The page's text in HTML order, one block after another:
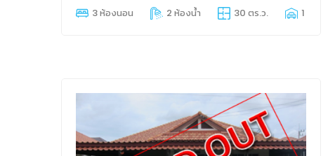
3 ห้องนอน 2 ห้องน้ำ 30 ตร.ว. 1 ที่จอดรถ